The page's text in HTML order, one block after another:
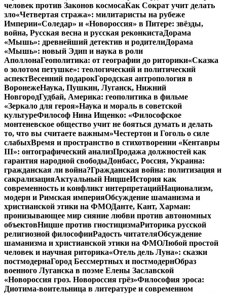
человек против Законов космосаКак Сократ учит делать
зло«Четвертая стража»: милитаристы на рубеже
Империи«Соледар» и «Новороссия» в Питере: звёзды,
война, Русская весна и русская реконкистаДорама
«Мышь»: древнейший детектив и родителиДорама
«Мышь»: новый Эдип и наука в роли
АполлонаГеополитика: от географии до риторики«Сказка
о золотом петушке»: теологический и политический
аспектВесенний подарокГородская антропология в
ВоронежеНаука, Пушкин, Луганск, Нижний
НовгородГудбай, Америка: геополитика в фильме
«Зеркало для героя»Наука и мораль в советской
культуреФилософ Нина Ищенко: «Философское
монтеневское общество учит не бояться думать и делать
то, что вы считаете важным»Честертон и Гоголь о силе
слабыхВремя и пространство в стихотворении «Кентавры
III»: онтографический анализПродажа должностей как
гарантия народной свободыДонбасс, Россия, Украина:
гражданская ли война?Гражданская война: политизация и
сакрализацияАктуальный НицшеИстория как
современность и конфликт интерпретацийНационализм,
модерн и Римская империяОбсуждение шаманизма и
христианской этики на ФМОДанте, Кант, Харман:
пронизывающее мир сияние любви против автономных
объектовНицше против гностицизмаРиторика русской
религиозной философииРадость читателяОбсуждение
шаманизма и христианской этики на ФМОЛюбой простой
человек и научная риторика«Отель дель Луна»: сказки
постмодернаГород Бессмертных и постмодернОбраз
военного Луганска в поэме Елены Заславской
«Новороссия гроз. Новороссия грёз»Философия эроса:
Диотима-воительница в литературе и современном